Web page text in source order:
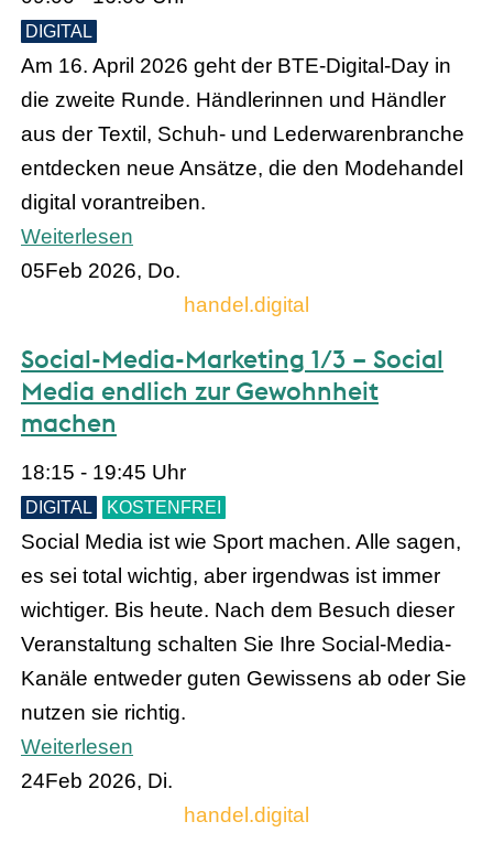
DIGITAL
Am 16. April 2026 geht der BTE-Digital-Day in
die zweite Runde. Händlerinnen und Händler
aus der Textil, Schuh- und Lederwarenbranche
entdecken neue Ansätze, die den Modehandel
digital vorantreiben.
Weiterlesen
05Feb 2026, Do.
handel.digital
Social-Media-Marketing 1/3 – Social
Media endlich zur Gewohnheit
machen
18:15 - 19:45 Uhr
DIGITAL KOSTENFREI
Social Media ist wie Sport machen. Alle sagen,
es sei total wichtig, aber irgendwas ist immer
wichtiger. Bis heute. Nach dem Besuch dieser
Veranstaltung schalten Sie Ihre Social-Media-
Kanäle entweder guten Gewissens ab oder Sie
nutzen sie richtig.
Weiterlesen
24Feb 2026, Di.
handel.digital